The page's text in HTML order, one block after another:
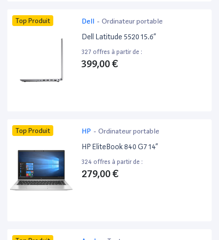
Top Produit Dell - Ordinateur portable
Dell Latitude 5520 15.6”
327 offres à partir de :
399,00 €
Top Produit HP - Ordinateur portable
HP EliteBook 840 G7 14”
324 offres à partir de :
279,00 €